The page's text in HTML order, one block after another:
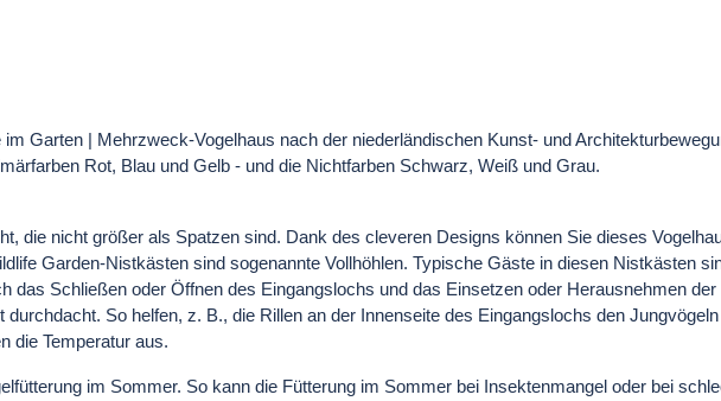
Garten | Mehrzweck-Vogelhaus nach der niederländischen Kunst- und
Rot, Blau und Gelb - und die Nichtfarben Schwarz, Weiß und Grau.
die nicht größer als Spatzen sind. Dank des cleveren Designs können Sie dieses
Garden-Nistkästen sind sogenannte Vollhöhlen. Typische Gäste in diesen Nistkästen
Schließen oder Öffnen des Eingangslochs und das Einsetzen oder Herausnehmen
So helfen, z. B., die Rillen an der Innenseite des Eingangslochs den
die Temperatur aus.
im Sommer. So kann die Fütterung im Sommer bei Insektenmangel oder bei